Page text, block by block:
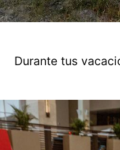
Durante tus